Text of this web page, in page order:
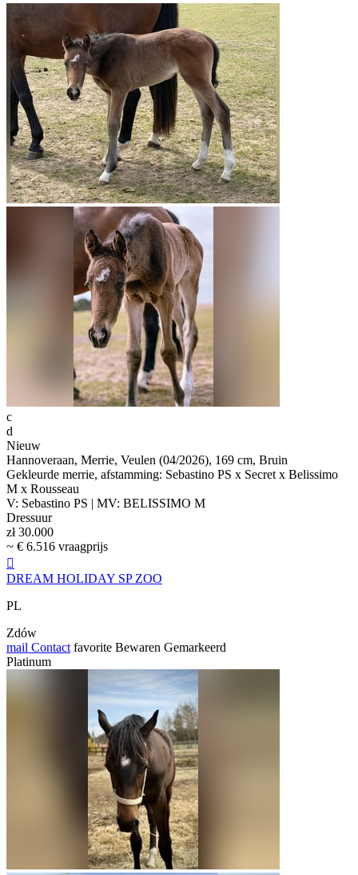
c
d
Nieuw
Hannoveraan, Merrie, Veulen (04/2026), 169 cm, Bruin
Gekleurde merrie, afstamming: Sebastino PS x Secret x Belissimo
M x Rousseau
V: Sebastino PS | MV: BELISSIMO M
Dressuur
zł 30.000
~ € 6.516 vraagprijs

DREAM HOLIDAY SP ZOO
PL
Zdów
mail Contact favorite Bewaren Gemarkeerd
Platinum